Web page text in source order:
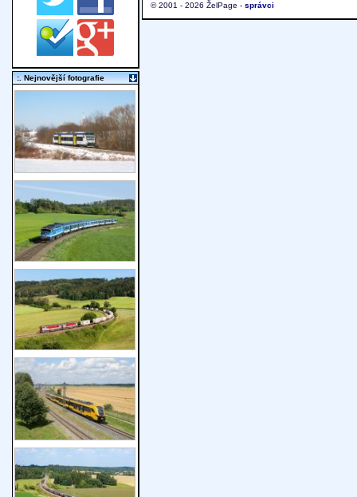
© 2001 - 2026 ŽelPage - správci
:. Nejnovější fotografie